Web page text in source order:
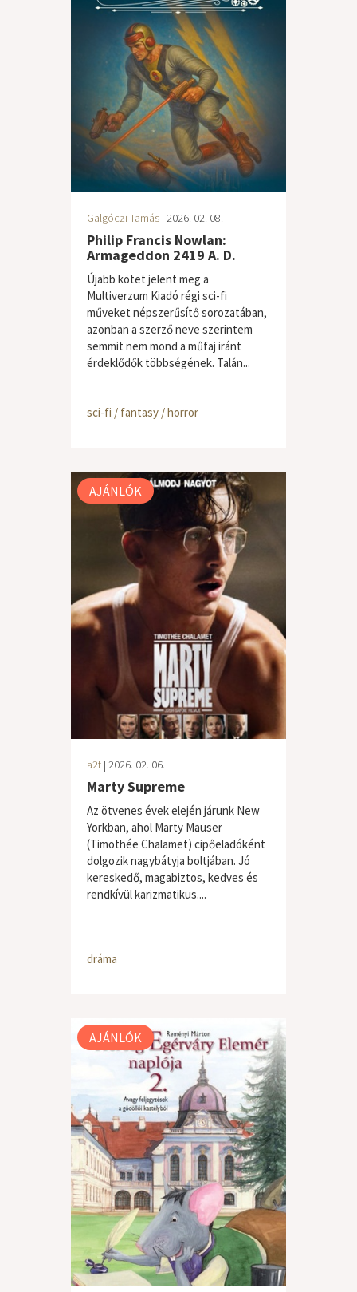
Galgóczi Tamás | 2026. 02. 08.
Philip Francis Nowlan:
Armageddon 2419 A. D.
Újabb kötet jelent meg a
Multiverzum Kiadó régi sci-fi
műveket népszerűsítő sorozatában,
azonban a szerző neve szerintem
semmit nem mond a műfaj iránt
érdeklődők többségének. Talán...
sci-fi / fantasy / horror
AJÁNLÓK
a2t | 2026. 02. 06.
Marty Supreme
Az ötvenes évek elején járunk New
Yorkban, ahol Marty Mauser
(Timothée Chalamet) cipőeladóként
dolgozik nagybátyja boltjában. Jó
kereskedő, magabiztos, kedves és
rendkívül karizmatikus....
dráma
AJÁNLÓK